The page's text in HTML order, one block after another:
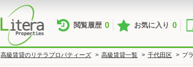
閲覧履歴 0 お気に入り 0
高級賃貸のリテラプロパティーズ > 高級賃貸一覧 > 千代田区 > プ